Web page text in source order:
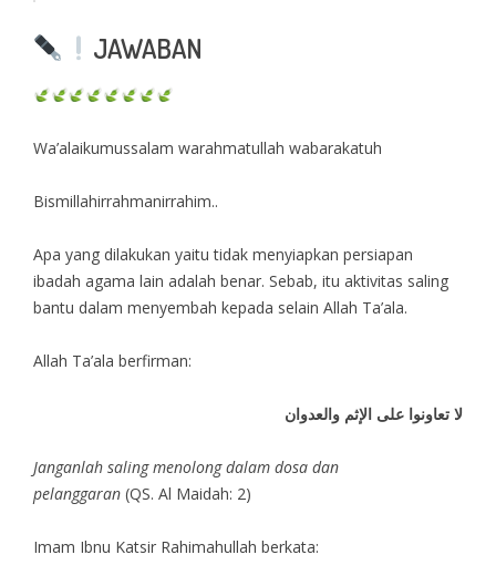
JAWABAN
Wa’alaikumussalam warahmatullah wabarakatuh
Bismillahirrahmanirrahim..
Apa yang dilakukan yaitu tidak menyiapkan persiapan
ibadah agama lain adalah benar. Sebab, itu aktivitas saling
bantu dalam menyembah kepada selain Allah Ta’ala.
Allah Ta’ala berfirman:
لا تعاونوا على الإثم والعدوان
Janganlah saling menolong dalam dosa dan
pelanggaran(QS. Al Maidah: 2)
Imam Ibnu Katsir Rahimahullah berkata: